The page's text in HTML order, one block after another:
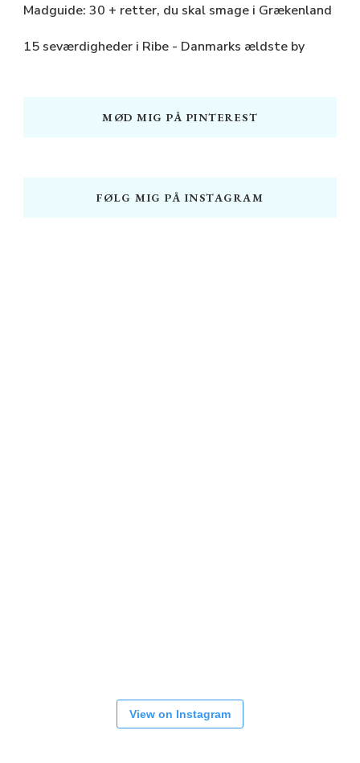
Madguide: 30 + retter, du skal smage i Grækenland
15 seværdigheder i Ribe - Danmarks ældste by
MØD MIG PÅ PINTEREST
FØLG MIG PÅ INSTAGRAM
View on Instagram